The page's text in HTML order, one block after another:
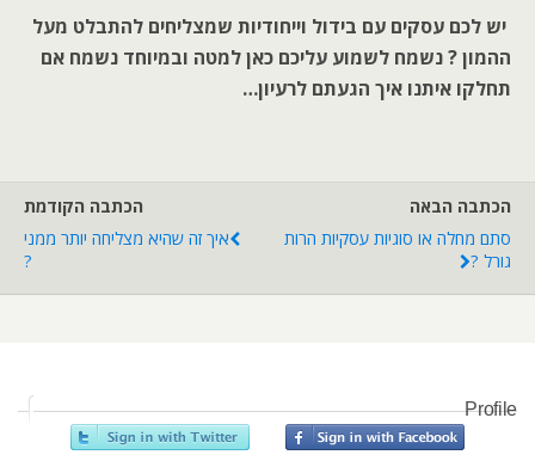
יש לכם עסקים עם בידול וייחודיות שמצליחים להתבלט מעל
ההמון ? נשמח לשמוע עליכם כאן למטה ובמיוחד נשמח אם
תחלקו איתנו איך הגעתם לרעיון…
הכתבה הקודמת
איך זה שהיא מצליחה יותר ממני
?
הכתבה הבאה
סתם מחלה או סוגיות עסקיות הרות
גורל ?
Profile